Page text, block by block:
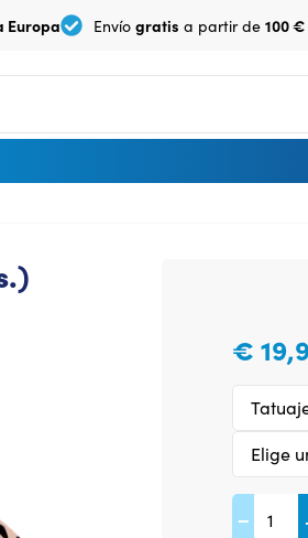
Europa Envío gratis a partir de 100 €
€
−